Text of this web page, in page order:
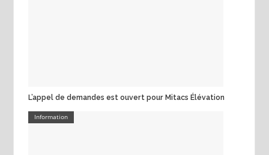
L’appel de demandes est ouvert pour Mitacs Élévation
Information